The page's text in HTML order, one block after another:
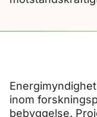
inom
bebyggelse.